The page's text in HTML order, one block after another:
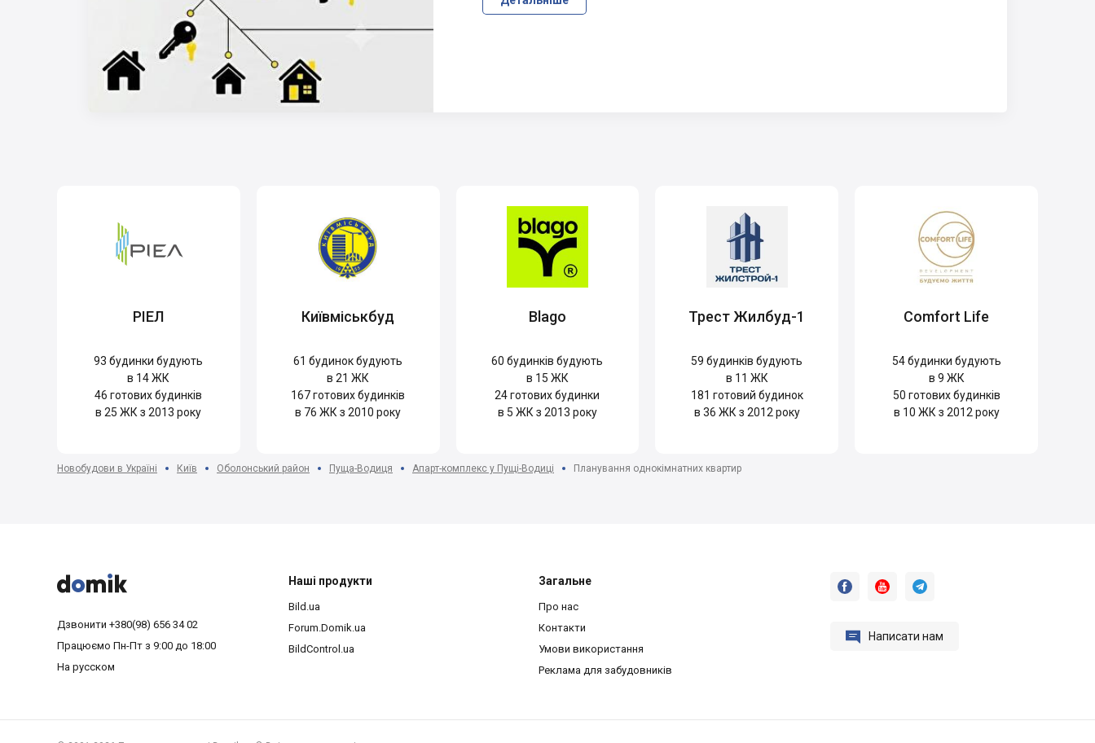
РІЕЛ
93 будинки будують
в 14 ЖК
46 готових будинків
в 25 ЖК з 2013 року
Київміськбуд
61 будинок будують
в 21 ЖК
167готових будинків
в 76 ЖК з 2010 року
Blago
60 будинків будують
в 15 ЖК
24готових будинки
в 5 ЖК з 2013 року
Трест Жилбуд-1
59 будинків будують
в 11 ЖК
181 готовий будинок
в 36 ЖК з 2012 року
Comfort Life
54будинки будують
в 9 ЖК
50 готових будинків
в 10 ЖК з 2012 року
Новобудови в Україні Київ Оболонський район Пуща-Водиця Апарт-комплекс у Пущі-Водиці Планування однокімнатних квартир



Дзвонити +380(98) 656 34 02
Працюємо Пн-Пт з 9:00 до 18:00
На русском
Наші продукти
Bild.ua
Forum.Domik.ua
BildControl.ua
Загальне
Про нас
Контакти
Умови використання
Реклама для забудовників
  
 Написати нам